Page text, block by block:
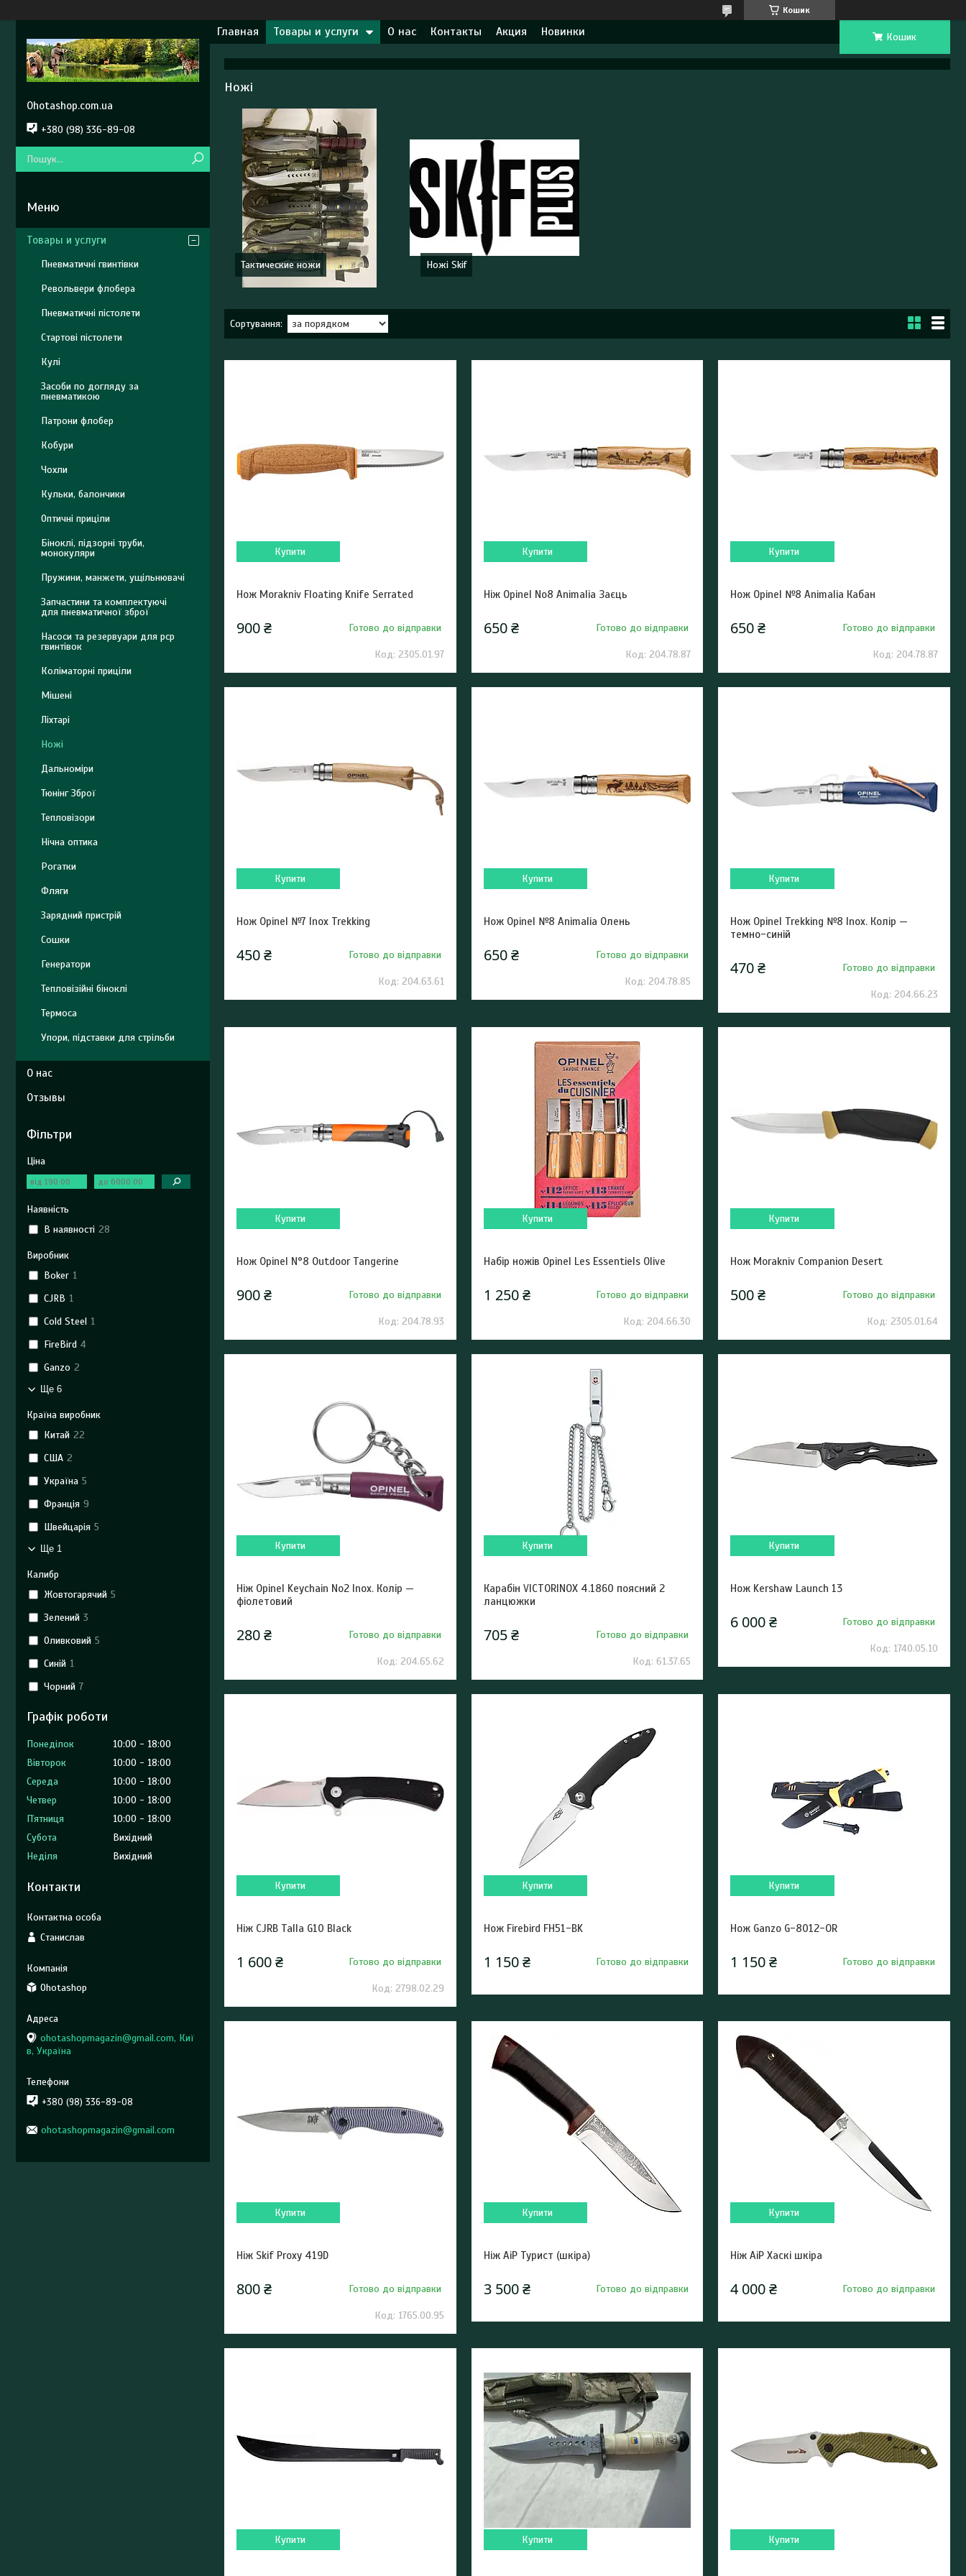
Кошик
Главная Товары и услуги О нас Контакты Акция Новинки Кошик
Ножі
Тактические ножи Ножі Skif
Купити
Нож Morakniv Floating Knife Serrated
900 ₴ Готово до відправки
2305.01.97
Купити
Ніж Opinel No8 Animalia Заєць
650 ₴ Готово до відправки
204.78.87
Купити
Нож Opinel №8 Animalia Кабан
650 ₴ Готово до відправки
204.78.87
Купити
Нож Opinel №7 Inox Trekking
450 ₴ Готово до відправки
204.63.61
Купити
Нож Opinel №8 Animalia Олень
650 ₴ Готово до відправки
204.78.85
Купити
Нож Opinel Trekking №8 Inox. Колір —
темно-синій
470 ₴ Готово до відправки
204.66.23
Купити
Нож Opinel N°8 Outdoor Tangerine
900 ₴ Готово до відправки
204.78.93
Купити
Набір ножів Opinel Les Essentiels Olive
1 250 ₴ Готово до відправки
204.66.30
Купити
Нож Morakniv Companion Desert
500 ₴ Готово до відправки
2305.01.64
Купити
Ніж Opinel Keychain No2 Inox. Колір —
фіолетовий
280 ₴ Готово до відправки
204.65.62
Купити
Карабін VICTORINOX 4.1860 поясний 2
ланцюжки
705 ₴ Готово до відправки
61.37.65
Купити
Нож Kershaw Launch 13
6 000 ₴ Готово до відправки
1740.05.10
Купити
Ніж CJRB Talla G10 Black
1 600 ₴ Готово до відправки
2798.02.29
Купити
Нож Firebird FH51-BK
1 150 ₴ Готово до відправки
Купити
Нож Ganzo G-8012-OR
1 150 ₴ Готово до відправки
Купити
Ніж Skif Proxy 419D
800 ₴ Готово до відправки
1765.00.95
Купити
Ніж АіР Турист (шкіра)
3 500 ₴ Готово до відправки
Купити
Ніж АіР Хаскі шкіра
4 000 ₴ Готово до відправки
Купити Купити Купити
Ohotashop.com.ua
+380 (98) 336-89-08
Товары и услуги
Пневматичні гвинтівки
Револьвери флобера
Пневматичні пістолети
Стартові пістолети
Кулі
Засоби по догляду за
пневматикою
Патрони флобер
Кобури
Чохли
Кульки, балончики
Оптичні приціли
Біноклі, підзорні труби,
монокуляри
Пружини, манжети, ущільнювачі
Запчастини та комплектуючі
для пневматичної зброї
Насоси та резервуари для pcp
гвинтівок
Коліматорні приціли
Мішені
Ліхтарі
Ножі
Дальноміри
Тюнінг Зброї
Тепловізори
Нічна оптика
Рогатки
Фляги
Зарядний пристрій
Сошки
Генератори
Тепловізійні біноклі
Термоса
Упори, підставки для стрільби
О нас
Отзывы
Фільтри
Ціна
Наявність
В наявності 28
Виробник
Boker 1
CJRB 1
Cold Steel 1
FireBird 4
Ganzo 2
Ще 6
Країна виробник
Китай 22
США 2
Україна 5
Франція 9
Швейцарія 5
Ще 1
Калибр
Жовтогарячий 5
Зелений 3
Оливковий 5
Синій 1
Чорний 7
Графік роботи
Понеділок 10:00
18:00
Вівторок
10:00
18:00
Середа
10:00
18:00
Четвер
10:00
18:00
Пʼятниця
10:00
18:00
Субота
Вихідний
Неділя
Вихідний
Контакти
Станислав
Ohotashop
ohotashopmagazin@gmail.com, Киї
в, Україна
+380 (98) 336-89-08
ohotashopmagazin@gmail.com